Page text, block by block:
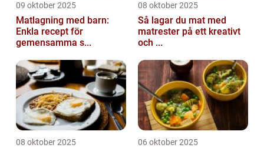
09 oktober 2025
Matlagning med barn:
Enkla recept för
gemensamma s...
08 oktober 2025
Så lagar du mat med
matrester på ett kreativt
och ...
08 oktober 2025 06 oktober 2025